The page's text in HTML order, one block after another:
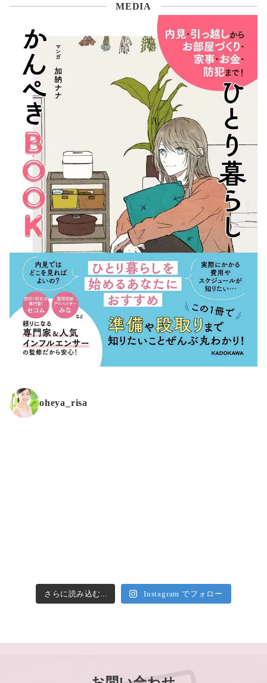
MEDIA
oheya_risa
さらに読み込む... Instagram でフォロー